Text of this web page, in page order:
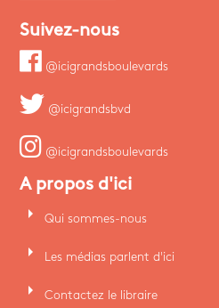
Suivez-nous
@icigrandsboulevards
@icigrandsbvd
@icigrandsboulevards
A propos d'ici
arrow_right Qui sommes-nous
arrow_right Les médias parlent d'ici
arrow_right Contactez le libraire